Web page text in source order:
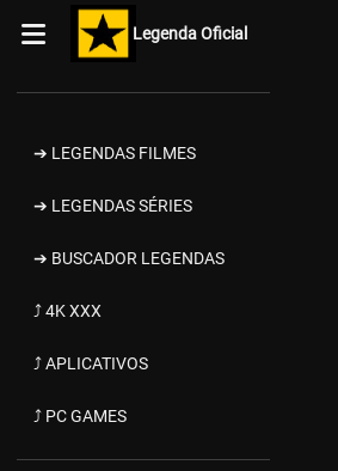
Legenda Oficial
➔ LEGENDAS FILMES
➔ LEGENDAS SÉRIES
➔ BUSCADOR LEGENDAS
⤴ 4K XXX
⤴ APLICATIVOS
⤴ PC GAMES